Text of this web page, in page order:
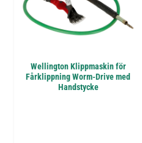
Wellington Klippmaskin för
Fårklippning Worm-Drive med
Handstycke